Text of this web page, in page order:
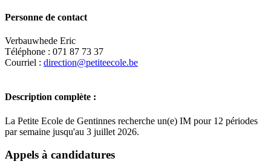
Personne de contact
Verbauwhede Eric
Téléphone : 071 87 73 37
Courriel : direction@petiteecole.be
Description complète :
La Petite Ecole de Gentinnes recherche un(e) IM pour 12 périodes
par semaine jusqu'au 3 juillet 2026.
Ecole fondamentale libre - La Petite Ecole
+
Leaflet|Map data ©
Appels à candidatures